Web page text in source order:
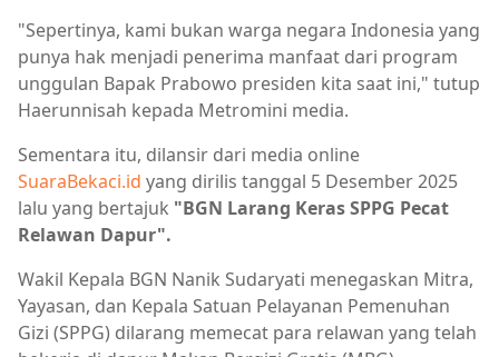
"Sepertinya, kami bukan warga negara Indonesia yang
punya hak menjadi penerima manfaat dari program
unggulan Bapak Prabowo presiden kita saat ini," tutup
Haerunnisah kepada Metromini media.
Sementara itu, dilansir dari media online
SuaraBekaci.id yang dirilis tanggal 5 Desember 2025
lalu yang bertajuk "BGN Larang Keras SPPG Pecat
Relawan Dapur".
Wakil Kepala BGN Nanik Sudaryati menegaskan Mitra,
Yayasan, dan Kepala Satuan Pelayanan Pemenuhan
Gizi (SPPG) dilarang memecat para relawan yang telah